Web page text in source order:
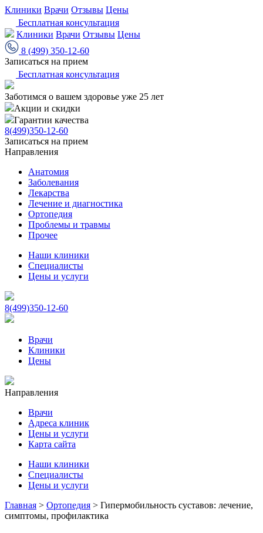
Клиники Врачи Отзывы Цены
Бесплатная консультация
Клиники Врачи Отзывы Цены
8 (499) 350-12-60
Записаться на прием
Бесплатная консультация
Заботимся о вашем здоровье уже 25 лет
Акции и скидки
Гарантии качества
8(499)350-12-60
Записаться на прием
Направления
Анатомия
Заболевания
Лекарства
Лечение и диагностика
Ортопедия
Проблемы и травмы
Прочее
Наши клиники
Специалисты
Цены и услуги
8(499)350-12-60
Врачи
Клиники
Цены
Направления
Врачи
Адреса клиник
Цены и услуги
Карта сайта
Наши клиники
Специалисты
Цены и услуги
Главная > Ортопедия > Гипермобильность суставов: лечение,
симптомы, профилактика